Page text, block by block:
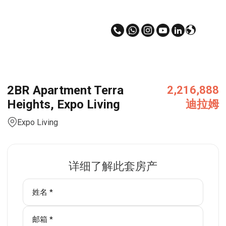
2BR Apartment Terra
Heights, Expo Living
Expo Living
2,216,888
迪拉姆
详细了解此套房产